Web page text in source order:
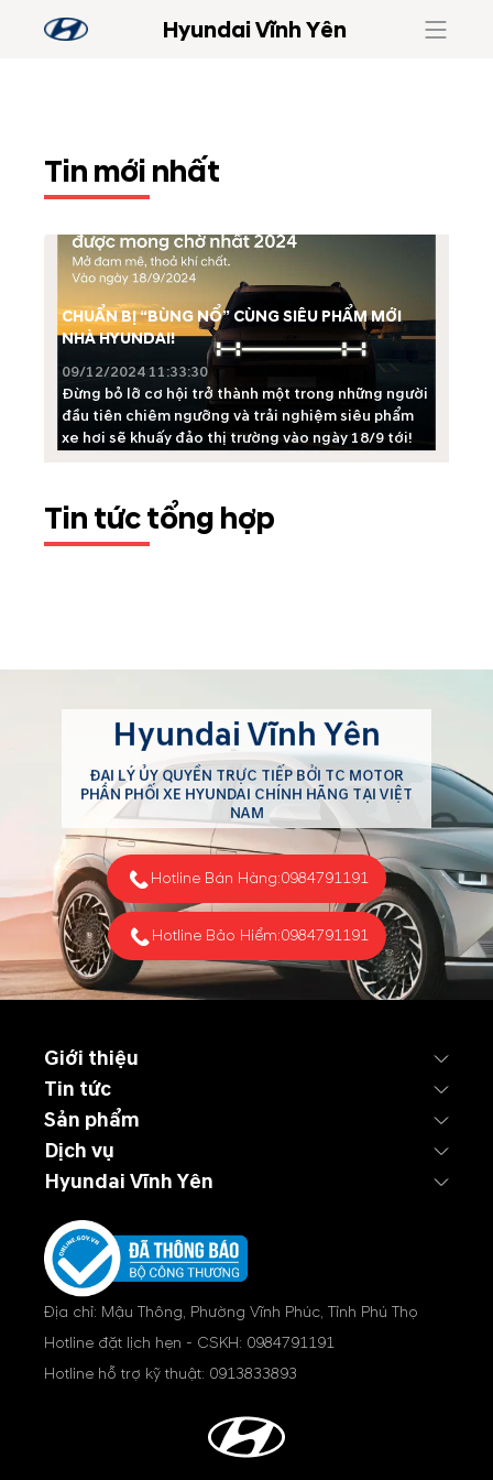
Hyundai Vĩnh Yên
Tin mới nhất
CHUẨN BỊ “BÙNG NỔ” CÙNG SIÊU PHẨM MỚI
NHÀ HYUNDAI!
09/12/2024 11:33:30
Đừng bỏ lỡ cơ hội trở thành một trong những người
đầu tiên chiêm ngưỡng và trải nghiệm siêu phẩm
xe hơi sẽ khuấy đảo thị trường vào ngày 18/9 tới!
Tin tức tổng hợp
Hyundai Vĩnh Yên
ĐẠI LÝ ỦY QUYỀN TRỰC TIẾP BỞI TC MOTOR
PHÂN PHỐI XE HYUNDAI CHÍNH HÃNG TẠI VIỆT
NAM
Hotline Bán Hàng:0984791191
Hotline Bảo Hiểm:0984791191
Giới thiệu
Tin tức
Sản phẩm
Dịch vụ
Hyundai Vĩnh Yên
Địa chỉ: Mậu Thông, Phường Vĩnh Phúc, Tỉnh Phú Thọ
Hotline đặt lịch hẹn - CSKH: 0984791191
Hotline hỗ trợ kỹ thuật: 0913833893